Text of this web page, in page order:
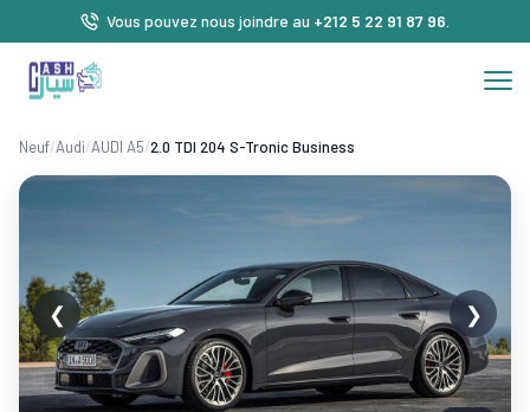
Vous pouvez nous joindre au +212 5 22 91 87 96
Neuf/Audi/AUDI A5/2.0 TDI 204 S-Tronic Business
❮ ❯